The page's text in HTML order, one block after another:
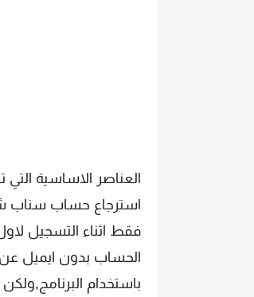
العناصر الاساسية
فقط اثناء التسجيل
الحساب بدون ايميل
باستخدام